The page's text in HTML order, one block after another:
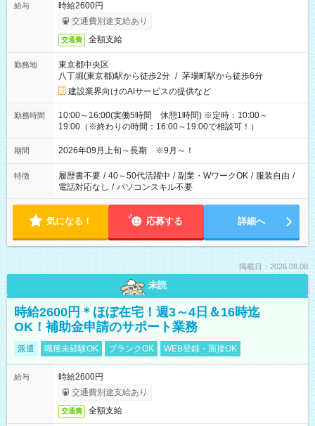
給与
時給2600円
交通費別途支給あり
交通費 全額支給
勤務地
東京都中央区
八丁堀(東京都)駅から徒歩2分 / 茅場町駅から徒歩6分
建設業界向けのAIサービスの提供など
勤務時間
10:00～16:00(実働5時間 休憩1時間) ※定時：10:00～
19:00（※終わりの時間：16:00～19:00で相談可！）
期間 2026年09月上旬～長期 ※9月～！
特徴 履歴書不要 / 40～50代活躍中 / 副業・WワークOK / 服装自由 /
電話対応なし / パソコンスキル不要
気になる！ 応募する 詳細へ
掲載日：2026.08.08
未読
時給2600円＊ほぼ在宅！週3～4日＆16時迄
OK！補助金申請のサポート業務
派遣 職種未経験OK ブランクOK WEB登録・面接OK
給与
時給2600円
交通費別途支給あり
交通費 全額支給